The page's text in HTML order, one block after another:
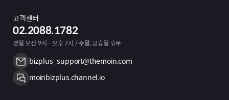
고객센터
02.2088.1782
평일 오전 9시 - 오후 7시 / 주말, 공휴일 휴무
bizplus_support@themoin.com
moinbizplus.channel.io